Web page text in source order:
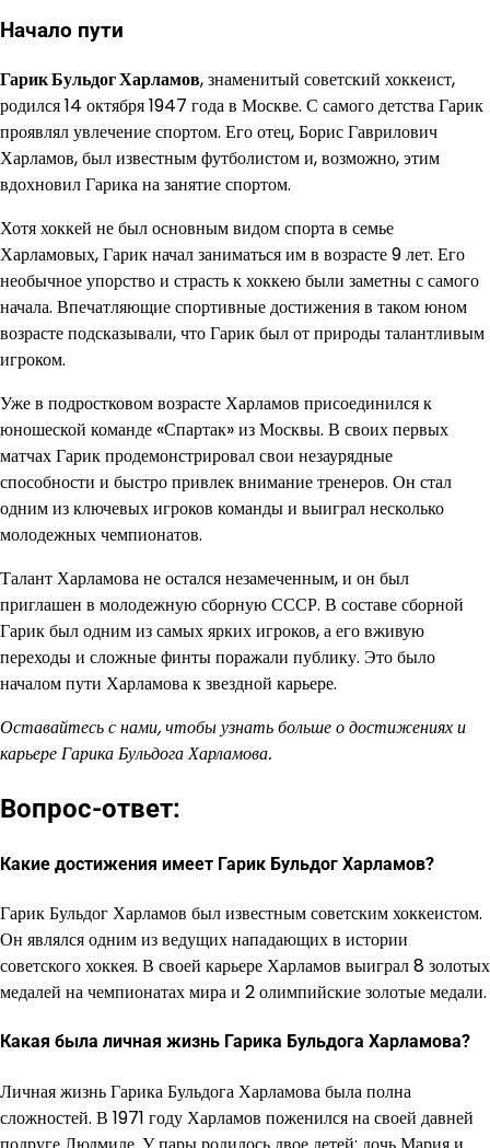
Начало пути
Гарик Бульдог Харламов, знаменитый советский хоккеист,
родился 14 октября 1947 года в Москве. С самого детства Гарик
проявлял увлечение спортом. Его отец, Борис Гаврилович
Харламов, был известным футболистом и, возможно, этим
вдохновил Гарика на занятие спортом.
Хотя хоккей не был основным видом спорта в семье
Харламовых, Гарик начал заниматься им в возрасте 9 лет. Его
необычное упорство и страсть к хоккею были заметны с самого
начала. Впечатляющие спортивные достижения в таком юном
возрасте подсказывали, что Гарик был от природы талантливым
игроком.
Уже в подростковом возрасте Харламов присоединился к
юношеской команде «Спартак» из Москвы. В своих первых
матчах Гарик продемонстрировал свои незаурядные
способности и быстро привлек внимание тренеров. Он стал
одним из ключевых игроков команды и выиграл несколько
молодежных чемпионатов.
Талант Харламова не остался незамеченным, и он был
приглашен в молодежную сборную СССР. В составе сборной
Гарик был одним из самых ярких игроков, а его вживую
переходы и сложные финты поражали публику. Это было
началом пути Харламова к звездной карьере.
Оставайтесь с нами, чтобы узнать больше о достижениях и
карьере Гарика Бульдога Харламова.
Вопрос-ответ:
Какие достижения имеет Гарик Бульдог Харламов?
Гарик Бульдог Харламов был известным советским хоккеистом.
Он являлся одним из ведущих нападающих в истории
советского хоккея. В своей карьере Харламов выиграл 8 золотых
медалей на чемпионатах мира и 2 олимпийские золотые медали.
Какая была личная жизнь Гарика Бульдога Харламова?
Личная жизнь Гарика Бульдога Харламова была полна
сложностей. В 1971 году Харламов поженился на своей давней